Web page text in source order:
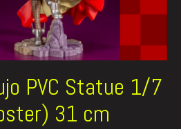
PVC Statue 1/7
31 cm